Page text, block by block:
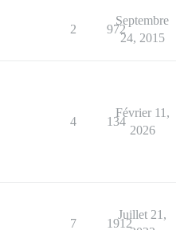
2 972
Septembre
24, 2015
4 134
Février 11,
2026
7 1912
Juillet 21,